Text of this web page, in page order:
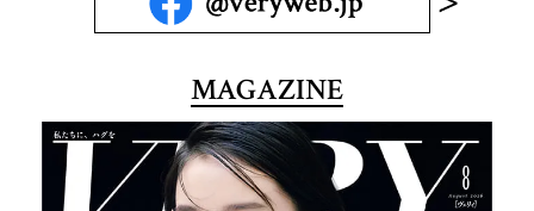
MAGAZINE